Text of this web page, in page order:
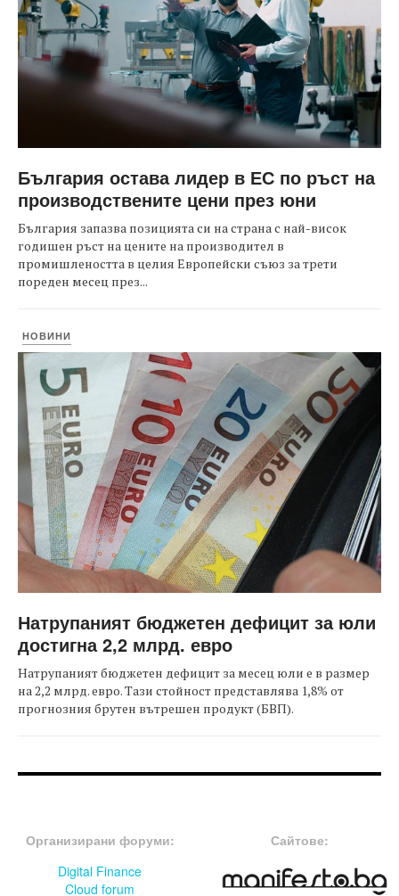
България остава лидер в ЕС по ръст на
производствените цени през юни
България запазва позицията си на страна с най-висок
годишен ръст на цените на производител в
промишлеността в целия Европейски съюз за трети
пореден месец през...
НОВИНИ
Натрупаният бюджетен дефицит за юли
достигна 2,2 млрд. евро
Натрупаният бюджетен дефицит за месец юли е в размер
на 2,2 млрд. евро. Тази стойност представлява 1,8% от
прогнозния брутен вътрешен продукт (БВП).
Организирани форуми:
Digital Finance
Cloud forum
Сайтове: